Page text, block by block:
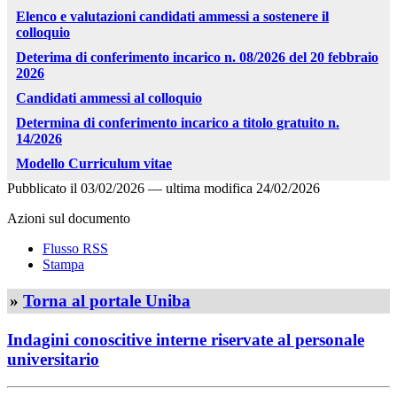
Elenco e valutazioni candidati ammessi a sostenere il
colloquio
Deterima di conferimento incarico n. 08/2026 del 20 febbraio
2026
Candidati ammessi al colloquio
Determina di conferimento incarico a titolo gratuito n.
14/2026
Modello Curriculum vitae
Pubblicato il 03/02/2026 — ultima modifica 24/02/2026
Azioni sul documento
Flusso RSS
Stampa
» Torna al portale Uniba
Indagini conoscitive interne riservate al personale
universitario